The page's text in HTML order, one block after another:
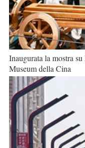
Inaugurata la mostra
Museum della Cina